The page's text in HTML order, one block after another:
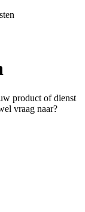
product of dienst
vraag naar?